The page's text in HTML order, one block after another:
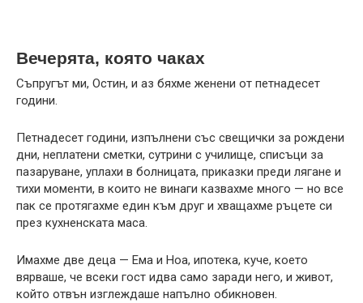
Вечерята, която чаках
Съпругът ми, Остин, и аз бяхме женени от петнадесет
години.
Петнадесет години, изпълнени със свещички за рождени
дни, неплатени сметки, сутрини с училище, списъци за
пазаруване, уплахи в болницата, приказки преди лягане и
тихи моменти, в които не винаги казвахме много — но все
пак се протягахме един към друг и хващахме ръцете си
през кухненската маса.
Имахме две деца — Ема и Ноа, ипотека, куче, което
вярваше, че всеки гост идва само заради него, и живот,
който отвън изглеждаше напълно обикновен.